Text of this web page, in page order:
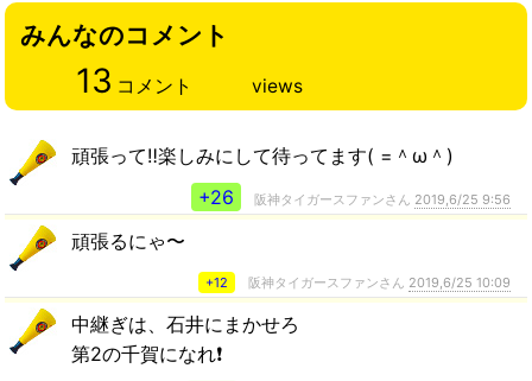
みんなのコメント
13 コメント views
頑張って‼️楽しみにして待ってます( =＾ω＾)
+26
阪神タイガースファンさん 2019,6/25 9:56
頑張るにゃ〜
+12 阪神タイガースファンさん 2019,6/25 10:09
中継ぎは、石井にまかせろ
第2の千賀になれ❗️